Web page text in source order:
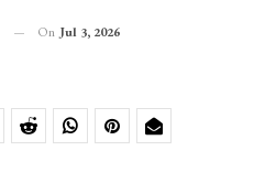
On Jul 3, 2026